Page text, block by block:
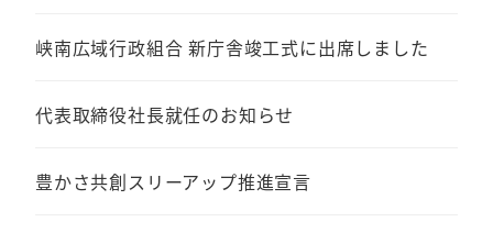
峡南広域行政組合 新庁舎竣工式に出席しました
代表取締役社長就任のお知らせ
豊かさ共創スリーアップ推進宣言